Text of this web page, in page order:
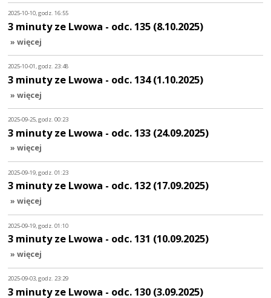
2025-10-10, godz. 16:55
3 minuty ze Lwowa - odc. 135 (8.10.2025)
» więcej
2025-10-01, godz. 23:48
3 minuty ze Lwowa - odc. 134 (1.10.2025)
» więcej
2025-09-25, godz. 00:23
3 minuty ze Lwowa - odc. 133 (24.09.2025)
» więcej
2025-09-19, godz. 01:23
3 minuty ze Lwowa - odc. 132 (17.09.2025)
» więcej
2025-09-19, godz. 01:10
3 minuty ze Lwowa - odc. 131 (10.09.2025)
» więcej
2025-09-03, godz. 23:29
3 minuty ze Lwowa - odc. 130 (3.09.2025)